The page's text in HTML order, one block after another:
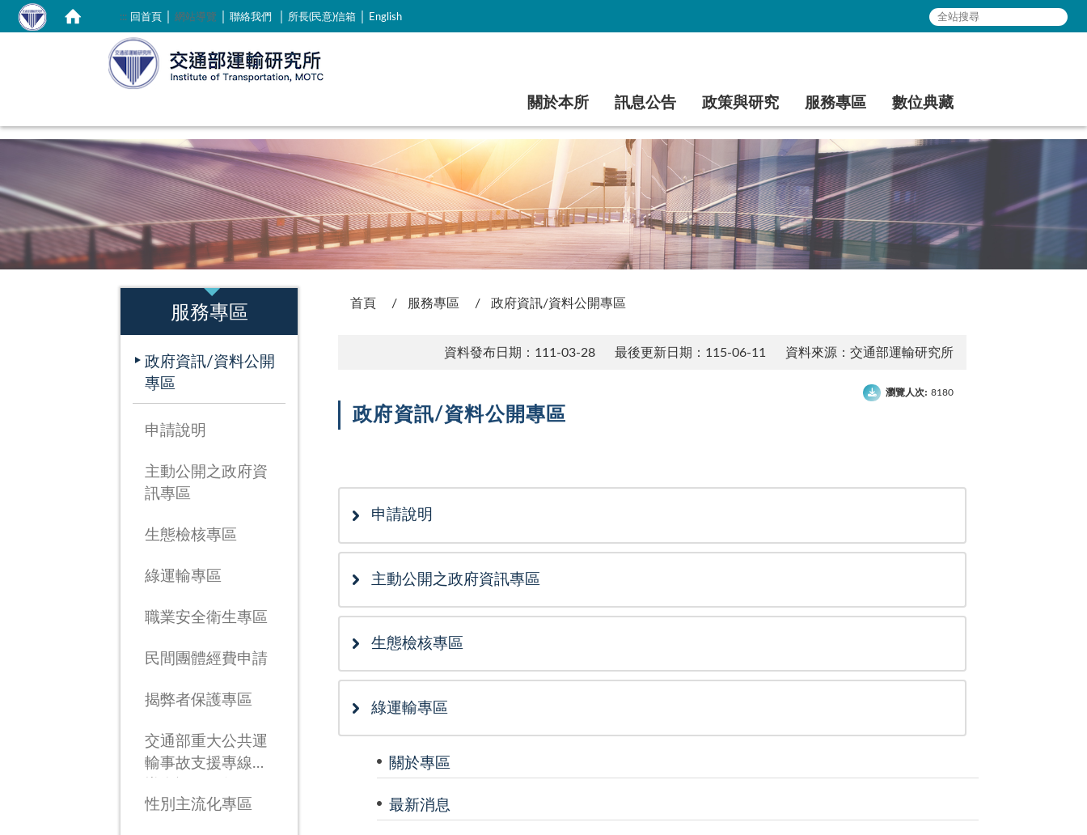
::: 回首頁｜ 網站導覽 聯絡我們｜ 所長(民意)信箱｜ English
關於本所 訊息公告 政策與研究 服務專區 數位典藏
服務專區
政府資訊/資料公開
專區
申請說明
主動公開之政府資
訊專區
生態檢核專區
綠運輸專區
職業安全衛生專區
民間團體經費申請
揭弊者保護專區
交通部重大公共運
輸事故支援專線宣
26日啟用)
性別主流化專區
首頁 服務專區 政府資訊/資料公開專區
資料發布日期：111-03-28 最後更新日期：115-06-11 資料來源：交通部運輸研究所
瀏覽人次: 8180
政府資訊/資料公開專區
申請說明
主動公開之政府資訊專區
生態檢核專區
綠運輸專區
關於專區
最新消息